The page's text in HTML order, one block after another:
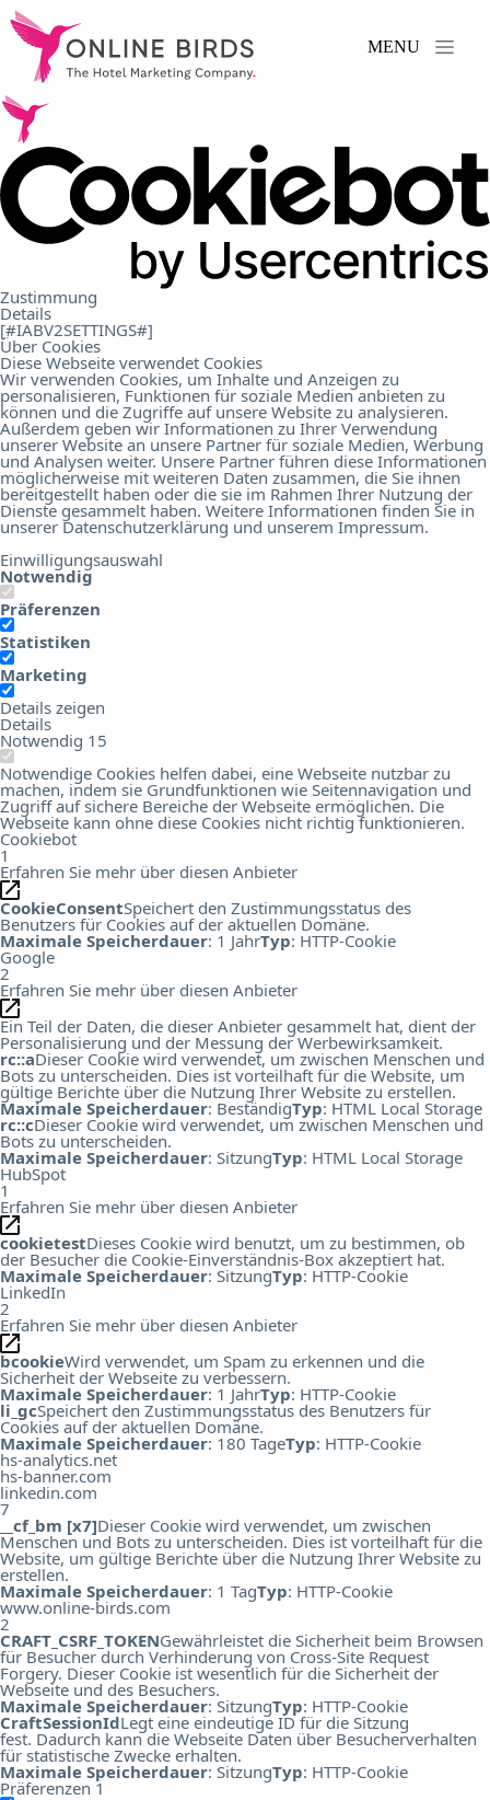
Zustimmung
Details
[#IABV2SETTINGS#]
Über Cookies
Diese Webseite verwendet Cookies
Wir verwenden Cookies, um Inhalte und Anzeigen zu
personalisieren, Funktionen für soziale Medien anbieten zu
können und die Zugriffe auf unsere Website zu analysieren.
Außerdem geben wir Informationen zu Ihrer Verwendung
unserer Website an unsere Partner für soziale Medien, Werbung
und Analysen weiter. Unsere Partner führen diese Informationen
möglicherweise mit weiteren Daten zusammen, die Sie ihnen
bereitgestellt haben oder die sie im Rahmen Ihrer Nutzung der
Dienste gesammelt haben. Weitere Informationen finden Sie in
unserer Datenschutzerklärung und unserem Impressum.
Einwilligungsauswahl
Notwendig
Präferenzen
Statistiken
Marketing
Details zeigen
Details
Notwendig 15
Notwendige Cookies helfen dabei, eine Webseite nutzbar zu
machen, indem sie Grundfunktionen wie Seitennavigation und
Zugriff auf sichere Bereiche der Webseite ermöglichen. Die
Webseite kann ohne diese Cookies nicht richtig funktionieren.
Cookiebot
1
Erfahren Sie mehr über diesen Anbieter
CookieConsentSpeichert den Zustimmungsstatus des
Benutzers für Cookies auf der aktuellen Domäne.
Maximale Speicherdauer: 1 JahrTyp: HTTP-Cookie
Google
2
Erfahren Sie mehr über diesen Anbieter
Ein Teil der Daten, die dieser Anbieter gesammelt hat, dient der
Personalisierung und der Messung der Werbewirksamkeit.
rc::aDieser Cookie wird verwendet, um zwischen Menschen und
Bots zu unterscheiden. Dies ist vorteilhaft für die Website, um
gültige Berichte über die Nutzung Ihrer Website zu erstellen.
Maximale Speicherdauer: BeständigTyp: HTML Local Storage
rc::cDieser Cookie wird verwendet, um zwischen Menschen und
Bots zu unterscheiden.
Maximale Speicherdauer: SitzungTyp: HTML Local Storage
HubSpot
1
Erfahren Sie mehr über diesen Anbieter
cookietestDieses Cookie wird benutzt, um zu bestimmen, ob
der Besucher die Cookie-Einverständnis-Box akzeptiert hat.
Maximale Speicherdauer: SitzungTyp: HTTP-Cookie
LinkedIn
2
Erfahren Sie mehr über diesen Anbieter
bcookieWird verwendet, um Spam zu erkennen und die
Sicherheit der Webseite zu verbessern.
Maximale Speicherdauer: 1 JahrTyp: HTTP-Cookie
li_gcSpeichert den Zustimmungsstatus des Benutzers für
Cookies auf der aktuellen Domäne.
Maximale Speicherdauer: 180 TageTyp: HTTP-Cookie
hs-analytics.net
hs-banner.com
linkedin.com
7
__cf_bm [x7]Dieser Cookie wird verwendet, um zwischen
Menschen und Bots zu unterscheiden. Dies ist vorteilhaft für die
Website, um gültige Berichte über die Nutzung Ihrer Website zu
erstellen.
Maximale Speicherdauer: 1 TagTyp: HTTP-Cookie
www.online-birds.com
2
CRAFT_CSRF_TOKENGewährleistet die Sicherheit beim Browsen
für Besucher durch Verhinderung von Cross-Site Request
Forgery. Dieser Cookie ist wesentlich für die Sicherheit der
Webseite und des Besuchers.
Maximale Speicherdauer: SitzungTyp: HTTP-Cookie
CraftSessionIdLegt eine eindeutige ID für die Sitzung
fest. Dadurch kann die Webseite Daten über Besucherverhalten
für statistische Zwecke erhalten.
Maximale Speicherdauer: SitzungTyp: HTTP-Cookie
Präferenzen 1
Services
References
Us.
Career.
Contact.
MENU